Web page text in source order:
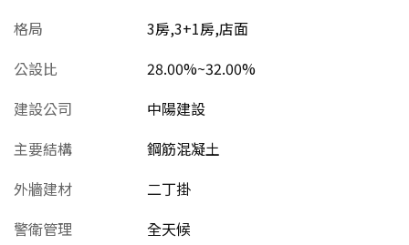
格局
3房,3+1房,店面
公設比
28.00%~32.00%
建設公司
中陽建設
主要結構
鋼筋混凝土
外牆建材
二丁掛
警衛管理
全天候